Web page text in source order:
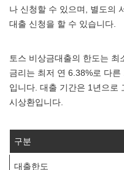
나 신청할 수 있으며, 별도의
대출 신청을 할 수 있습니다.
토스 비상금대출의 한도는 최
금리는 최저 연 6.38%로 다
입니다. 대출 기간은 1년으로
시상환입니다.
구분
대출한도